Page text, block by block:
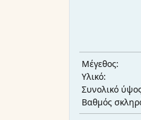
Μέγεθος:
Υλικό:
Συνολικό
Βαθμός